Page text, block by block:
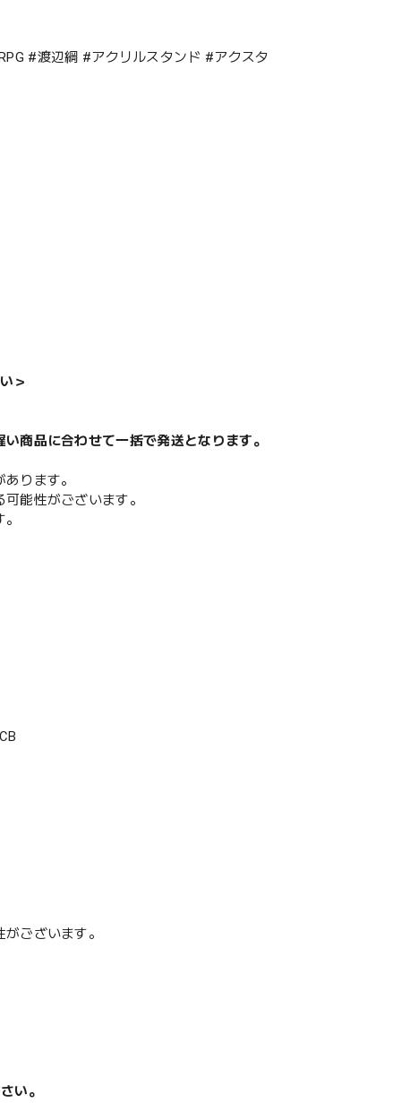
#渡辺綱 #アクリルスタンド #アクスタ
＞
商品に合わせて一括で発送となります。
ります。
能性がございます。
ございます。
い。